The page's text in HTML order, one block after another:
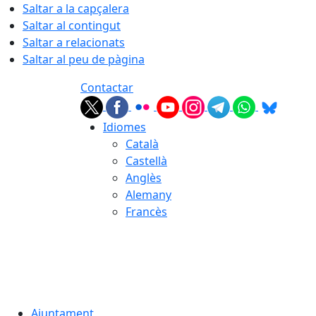
Saltar a la capçalera
Saltar al contingut
Saltar a relacionats
Saltar al peu de pàgina
Contactar
Idiomes
Català
Castellà
Anglès
Alemany
Francès